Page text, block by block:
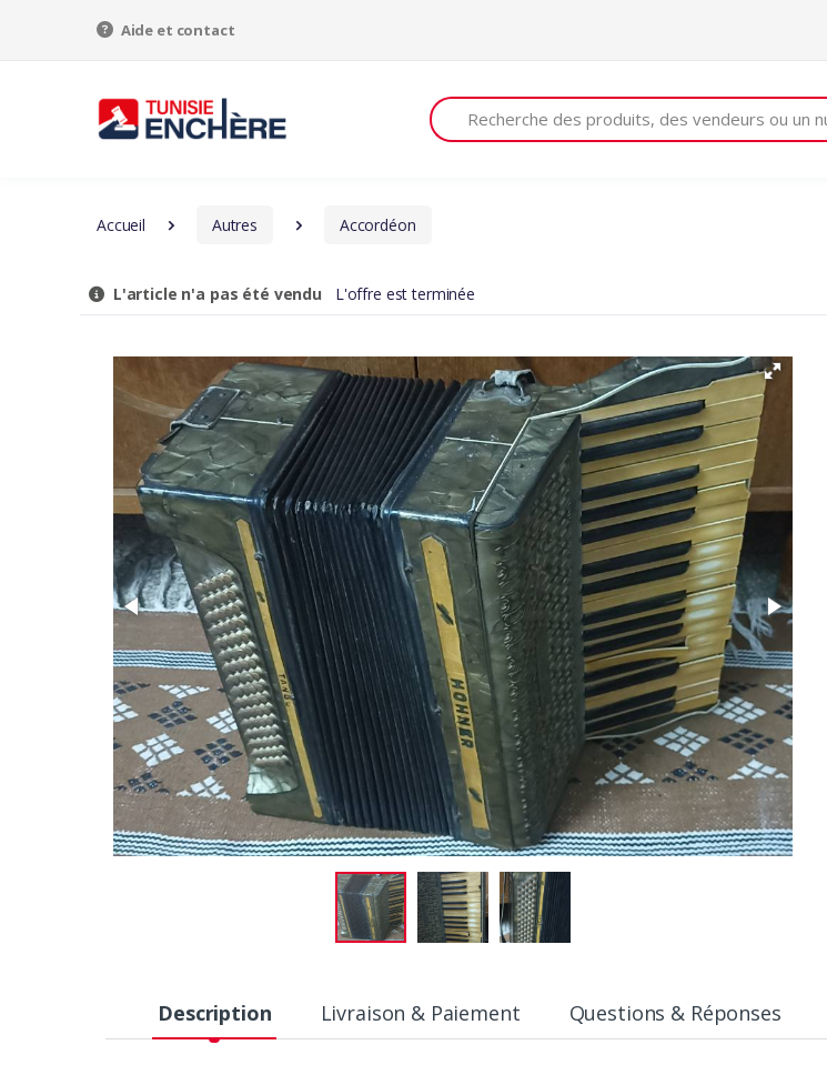
Aide et contact
Recherche
Accueil Autres Accordéon
L'article n'a pas été vendu L'offre est terminée
Description Livraison & Paiement Questions & Réponses